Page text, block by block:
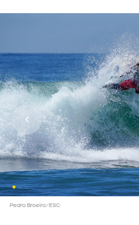
Pedro Broeiro/ESC